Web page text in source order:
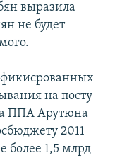
выразила
не будет
на посту
ППА Арутюна
2011
более 1,5 млрд